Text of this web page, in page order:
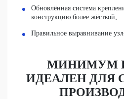
Обновлённая система
конструкцию более жёсткой;
Правильное выравнивание
МИНИМУМ
ИДЕАЛЕН ДЛЯ